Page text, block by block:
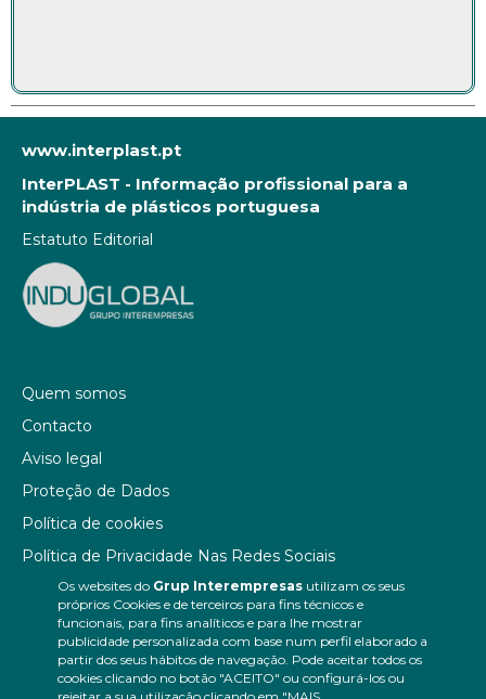
Os websites do Grup Interempresasutilizam os seus
próprios Cookies e de terceiros para fins técnicos e
funcionais, para fins analíticos e para lhe mostrar
publicidade personalizada com base num perfil elaborado a
partir dos seus hábitos de navegação. Pode aceitar todos os
cookies clicando no botão "ACEITO" ou configurá-los ou
www.interplast.pt
InterPLAST - Informação profissional para a
indústria de plásticos portuguesa
Estatuto Editorial
Quem somos
Contacto
Aviso legal
Proteção de Dados
Política de cookies
Política de Privacidade Nas Redes Sociais
Canal de denúncias
Colaborações editoriais